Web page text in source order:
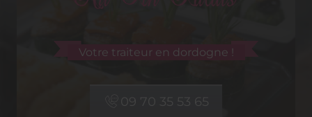
Votre traiteur en dordogne !
09 70 35 53 65